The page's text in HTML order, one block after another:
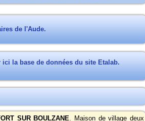
de l'Aude.
la base de données du site Etalab.
SUR BOULZANE. Maison de village deux